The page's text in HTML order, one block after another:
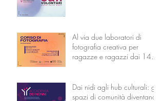
Al via due laboratori di
fotografia creativa per
ragazze e ragazzi dai 14 ai
Dai nidi agli hub culturali: gli
spazi di comunità diventano